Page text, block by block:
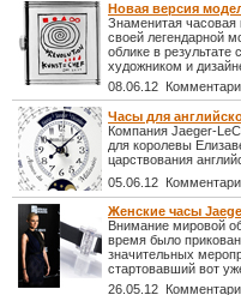
Новая версия
Знаменитая часовая
своей легендарной
облике в
художником и
08.06.12
Часы для
Компания Jaeger-
для королевы
царствования
05.06.12
Женские часы
Внимание мировой
время было
значительных
стартовавший вот
26.05.12